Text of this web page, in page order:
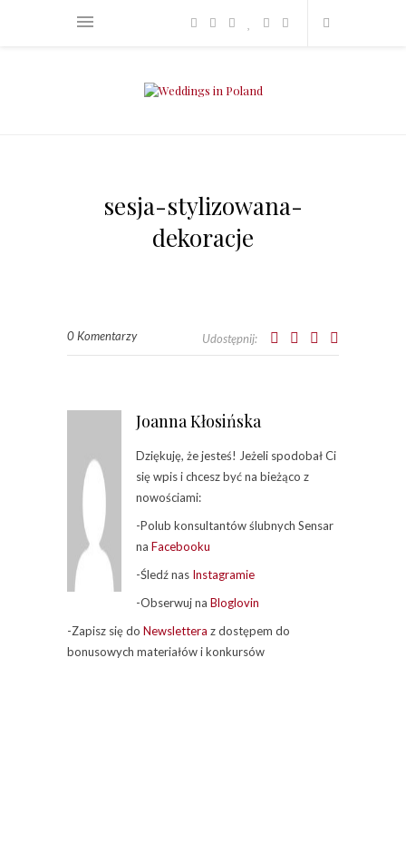
sesja-stylizowana-
dekoracje
0 Komentarzy Udostępnij:
Joanna Kłosińska
Dziękuję, że jesteś! Jeżeli spodobał Ci
się wpis i chcesz być na bieżąco z
nowościami:
-Polub konsultantów ślubnych Sensar
na Facebooku
-Śledź nas Instagramie
-Obserwuj na Bloglovin
-Zapisz się do Newslettera z dostępem do
bonusowych materiałów i konkursów